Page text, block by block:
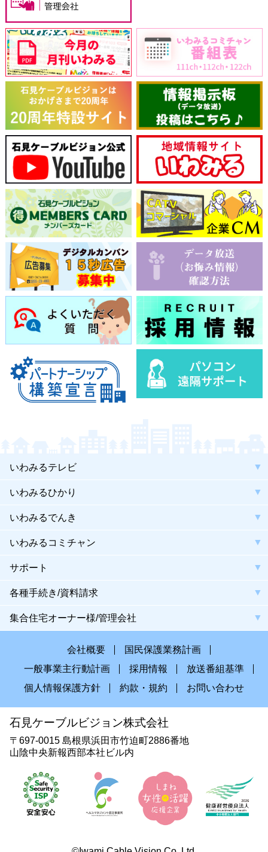
いわみるテレビ
いわみるひかり
いわみるでんき
いわみるコミチャン
サポート
各種手続き/資料請求
集合住宅オーナー様/管理会社
会社概要
国民保護業務計画
一般事業主行動計画
採用情報
放送番組基準
個人情報保護方針
約款・規約 お問い合わせ
石見ケーブルビジョン株式会社
〒697-0015 島根県浜田市竹迫町2886番地
山陰中央新報西部本社ビル内